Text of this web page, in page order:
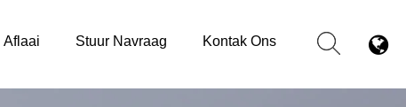
Aflaai Stuur Navraag Kontak Ons